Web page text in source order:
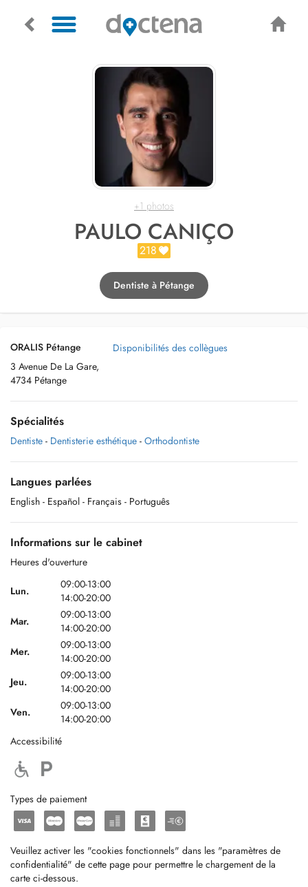
+1 photos
PAULO CANIÇO
218
Dentiste à Pétange
ORALIS Pétange
3 Avenue De La Gare,
4734 Pétange
Disponibilités des collègues
Spécialités
Dentiste - Dentisterie esthétique - Orthodontiste
Langues parlées
English - Español - Français - Português
Informations sur le cabinet
Heures d'ouverture
Lun.
09:00-13:00
14:00-20:00
Mar.
09:00-13:00
14:00-20:00
Mer.
09:00-13:00
14:00-20:00
Jeu.
09:00-13:00
14:00-20:00
Ven.
09:00-13:00
14:00-20:00
Accessibilité
Types de paiement
Veuillez activer les "cookies fonctionnels" dans les "paramètres de
confidentialité" de cette page pour permettre le chargement de la
carte ci-dessous.